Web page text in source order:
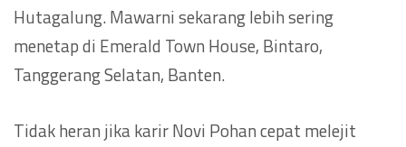
Hutagalung. Mawarni sekarang lebih sering
menetap di Emerald Town House, Bintaro,
Tanggerang Selatan, Banten.
Tidak heran jika karir Novi Pohan cepat melejit